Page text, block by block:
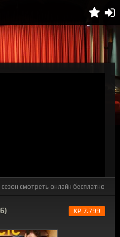
смотреть онлайн бесплатно
KP 7.799